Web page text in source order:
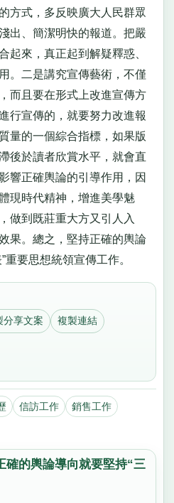
方式，多反映廣大人民群眾
出、簡潔明快的報道。把嚴
起來，真正起到解疑釋惑、
。二是講究宣傳藝術，不僅
而且要在形式上改進宣傳方
行宣傳的，就要努力改進報
量的一個綜合指標，如果版
後於讀者欣賞水平，就會直
響正確輿論的引導作用，因
現時代精神，增進美學魅
做到既莊重大方又引人入
果。總之，堅持正確的輿論
重要思想統領宣傳工作。
分享文案 複製連結
信訪工作
銷售工作
確的輿論導向就要堅持“三